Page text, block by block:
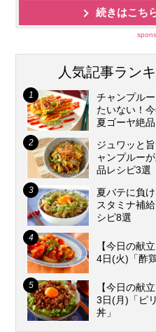
続きはこち
人気記事ラン
チャンプル
たいない！
夏ゴーヤ絶
ジュワッと
ャンプルー
品レシピ3選
夏バテに負
スタミナ補
シピ8選
【今日の献
4日(火)「酢鶏
【今日の献
3日(月)「ピ
丼」